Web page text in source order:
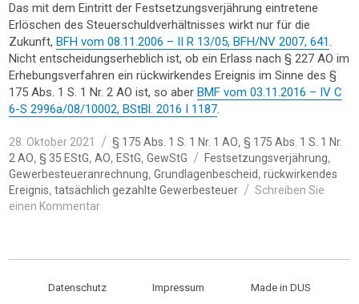
Das mit dem Eintritt der Festsetzungsverjährung eintretene
Erlöschen des Steuerschuldverhältnisses wirkt nur für die
Zukunft,BFH vom 08.11.2006 – II R 13/05, BFH/NV 2007, 641.
Nicht entscheidungserheblich ist, ob ein Erlass nach § 227 AO im
Erhebungsverfahren ein rückwirkendes Ereignis im Sinne des §
175 Abs. 1 S. 1 Nr. 2 AO ist, so aberBMF vom 03.11.2016 – IV C
6-S 2996a/08/10002, BStBl. 2016 I 1187.
Veröffentlicht
am
28. Oktober 2021 Kategorien
§ 175 Abs. 1 S. 1 Nr. 1 AO,§ 175 Abs. 1 S. 1 Nr.
2 AO,§ 35 EStG,AO,EStG,GewStG Schlagwörter
Festsetzungsverjährung,
Gewerbesteueranrechnung,Grundlagenbescheid,rückwirkendes
Ereignis,tatsächlich gezahlte Gewerbesteuer
Schreiben Sie
einen Kommentarzu
der
Datenschutz Impressum Made in DUS